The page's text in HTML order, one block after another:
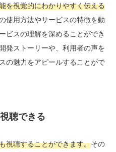
を視覚的にわかりやすく伝える
使用方法やサービスの特徴を動
ビスの理解を深めることができ
発ストーリーや、利用者の声を
の魅力をアピールすることがで
聴できる
視聴することができます。その